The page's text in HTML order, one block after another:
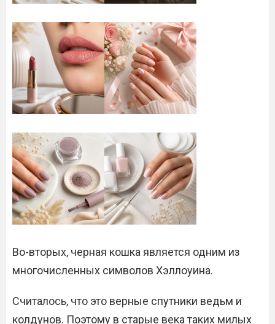
Во-вторых, черная кошка является одним из
многочисленных символов Хэллоуина.
Считалось, что это верные спутники ведьм и
колдунов. Поэтому в старые века таких милых